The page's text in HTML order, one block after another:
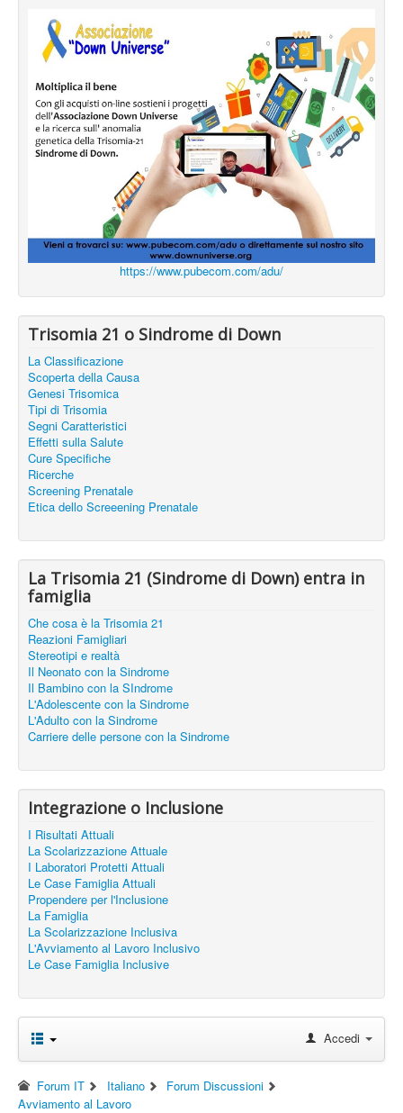
https://www.pubecom.com/adu/
Trisomia 21 o Sindrome di Down
La Classificazione
Scoperta della Causa
Genesi Trisomica
Tipi di Trisomia
Segni Caratteristici
Effetti sulla Salute
Cure Specifiche
Ricerche
Screening Prenatale
Etica dello Screeening Prenatale
La Trisomia 21 (Sindrome di Down) entra in
famiglia
Che cosa è la Trisomia 21
Reazioni Famigliari
Stereotipi e realtà
Il Neonato con la Sindrome
Il Bambino con la SIndrome
L'Adolescente con la Sindrome
L'Adulto con la Sindrome
Carriere delle persone con la Sindrome
Integrazione o Inclusione
I Risultati Attuali
La Scolarizzazione Attuale
I Laboratori Protetti Attuali
Le Case Famiglia Attuali
Propendere per l'Inclusione
La Famiglia
La Scolarizzazione Inclusiva
L'Avviamento al Lavoro Inclusivo
Le Case Famiglia Inclusive
Accedi
Forum IT Italiano
Forum Discussioni
Avviamento al Lavoro